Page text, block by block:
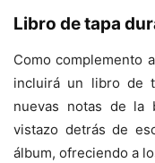
Libro de tapa
Como complemento
incluirá un libro de
nuevas notas de la
vistazo detrás de
álbum, ofreciendo a